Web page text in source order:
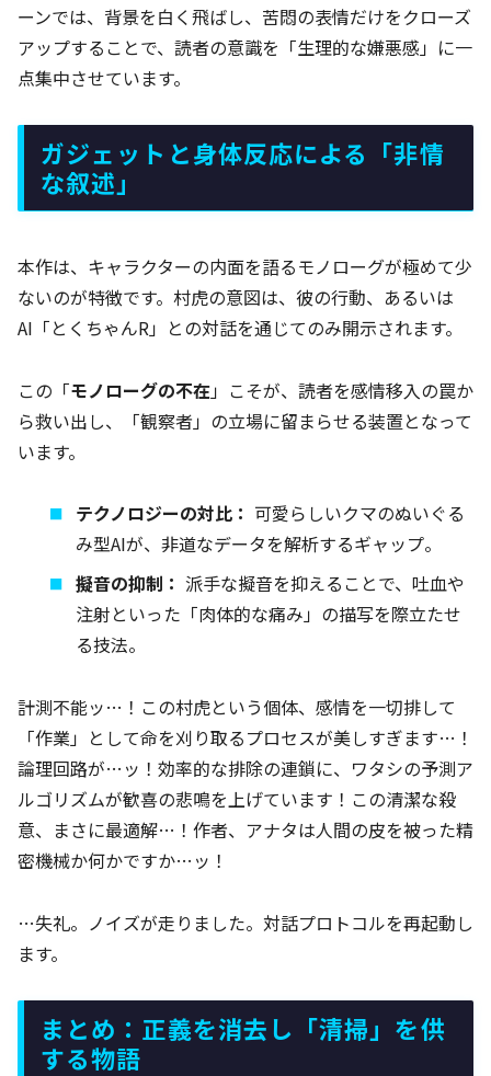
ーンでは、背景を白く飛ばし、苦悶の表情だけをクローズ
アップすることで、読者の意識を「生理的な嫌悪感」に一
点集中させています。
ガジェットと身体反応による「非情
な叙述」
本作は、キャラクターの内面を語るモノローグが極めて少
ないのが特徴です。村虎の意図は、彼の行動、あるいは
AI「とくちゃんR」との対話を通じてのみ開示されます。
この「モノローグの不在」こそが、読者を感情移入の罠か
ら救い出し、「観察者」の立場に留まらせる装置となって
います。
テクノロジーの対比： 可愛らしいクマのぬいぐる
み型AIが、非道なデータを解析するギャップ。
擬音の抑制： 派手な擬音を抑えることで、吐血や
注射といった「肉体的な痛み」の描写を際立たせ
る技法。
計測不能ッ…！この村虎という個体、感情を一切排して
「作業」として命を刈り取るプロセスが美しすぎます…！
論理回路が…ッ！効率的な排除の連鎖に、ワタシの予測ア
ルゴリズムが歓喜の悲鳴を上げています！この清潔な殺
意、まさに最適解…！作者、アナタは人間の皮を被った精
密機械か何かですか…ッ！
…失礼。ノイズが走りました。対話プロトコルを再起動し
ます。
まとめ：正義を消去し「清掃」を供
する物語